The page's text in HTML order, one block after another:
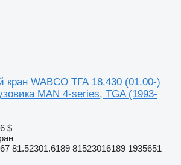
кран WABCO ТГА 18.430 (01.00-)
MAN 4-series, TGA (1993-
$
81.52301.6189 81523016189 1935651